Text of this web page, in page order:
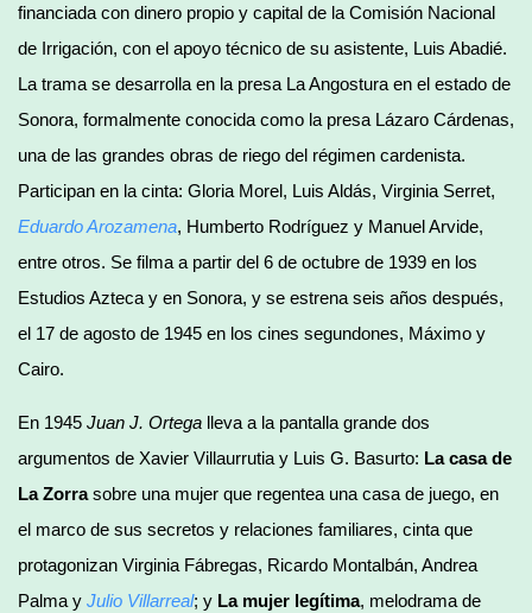
financiada con dinero propio y capital de la Comisión Nacional
de Irrigación, con el apoyo técnico de su asistente, Luis Abadié.
La trama se desarrolla en la presa La Angostura en el estado de
Sonora, formalmente conocida como la presa Lázaro Cárdenas,
una de las grandes obras de riego del régimen cardenista.
Participan en la cinta: Gloria Morel, Luis Aldás, Virginia Serret,
Eduardo Arozamena, Humberto Rodríguez y Manuel Arvide,
entre otros. Se filma a partir del 6 de octubre de 1939 en los
Estudios Azteca y en Sonora, y se estrena seis años después,
el 17 de agosto de 1945 en los cines segundones, Máximo y
Cairo.
En 1945 Juan J. Ortega lleva a la pantalla grande dos
argumentos de Xavier Villaurrutia y Luis G. Basurto: La casa de
La Zorrasobre una mujer que regentea una casa de juego, en
el marco de sus secretos y relaciones familiares, cinta que
protagonizan Virginia Fábregas, Ricardo Montalbán, Andrea
Palma y Julio Villarreal; y La mujer legítima, melodrama de